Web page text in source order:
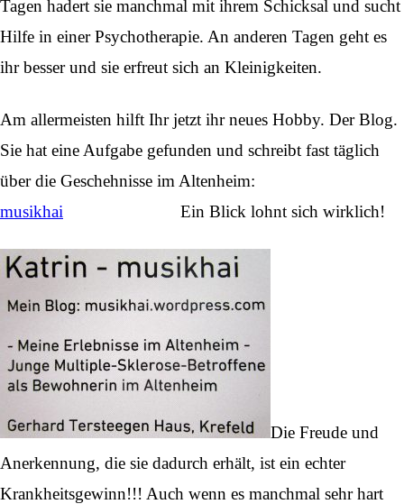
Tagen hadert sie manchmal mit ihrem Schicksal und sucht
Hilfe in einer Psychotherapie. An anderen Tagen geht es
ihr besser und sie erfreut sich an Kleinigkeiten.
Am allermeisten hilft Ihr jetzt ihr neues Hobby. Der Blog.
Sie hat eine Aufgabe gefunden und schreibt fast täglich
über die Geschehnisse im Altenheim:
musikhai Ein Blick lohnt sich wirklich!
Die Freude und
Anerkennung, die sie dadurch erhält, ist ein echter
Krankheitsgewinn!!! Auch wenn es manchmal sehr hart